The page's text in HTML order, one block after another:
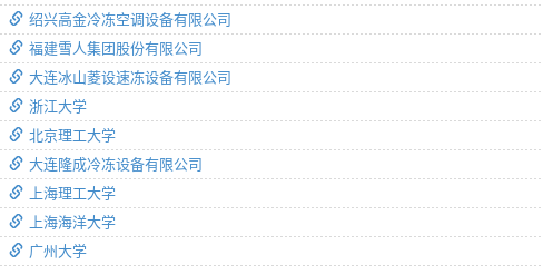
绍兴高金冷冻空调设备有限公司
福建雪人集团股份有限公司
大连冰山菱设速冻设备有限公司
浙江大学
北京理工大学
大连隆成冷冻设备有限公司
上海理工大学
上海海洋大学
广州大学